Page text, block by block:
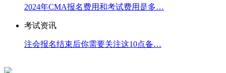
2024年CMA报名费用和考试费用是多…
考试资讯
注会报名结束后你需要关注这10点备…